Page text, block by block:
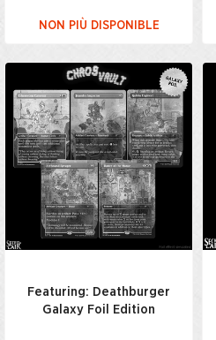
NON PIÙ DISPONIBLE
Featuring: Deathburger
Galaxy Foil Edition